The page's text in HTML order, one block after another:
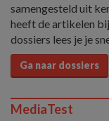
samengesteld uit
heeft de artikelen
dossiers lees je je
Ga naar dossiers
MediaTest